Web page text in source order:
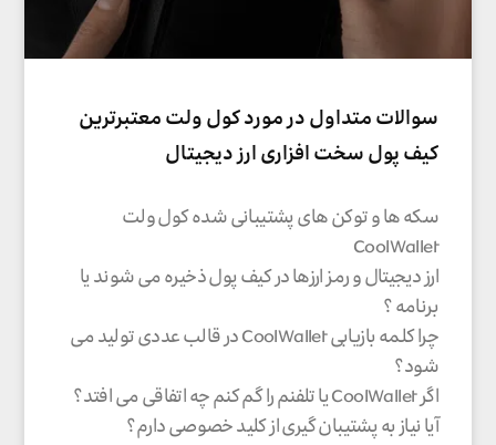
سوالات متداول در مورد کول ولت معتبرترین
کیف پول سخت افزاری ارز دیجیتال
سکه ها و توکن های پشتیبانی شده کول ولت
CoolWallet
ارز دیجیتال و رمز ارزها در کیف پول ذخیره می شوند یا
برنامه ؟
چرا کلمه بازیابی CoolWallet در قالب عددی تولید می
شود؟
اگر CoolWallet یا تلفنم را گم کنم چه اتفاقی می افتد؟
آیا نیاز به پشتیبان گیری از کلید خصوصی دارم؟